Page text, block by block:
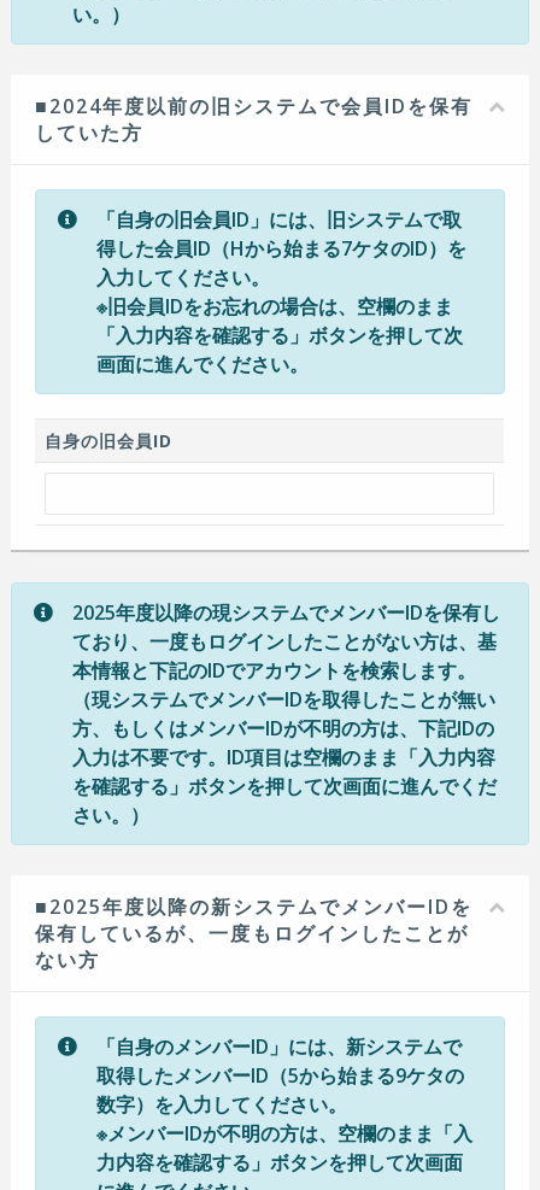
い。）
■2024年度以前の旧システムで会員IDを保有
していた方
「自身の旧会員ID」には、旧システムで取
得した会員ID（Hから始まる7ケタのID）を
入力してください。
※旧会員IDをお忘れの場合は、空欄のまま
「入力内容を確認する」ボタンを押して次
画面に進んでください。
自身の旧会員ID
2025年度以降の現システムでメンバーIDを保有し
ており、一度もログインしたことがない方は、基
本情報と下記のIDでアカウントを検索します。
（現システムでメンバーIDを取得したことが無い
方、もしくはメンバーIDが不明の方は、下記IDの
入力は不要です。ID項目は空欄のまま「入力内容
を確認する」ボタンを押して次画面に進んでくだ
さい。）
■2025年度以降の新システムでメンバーIDを
保有しているが、一度もログインしたことが
ない方
「自身のメンバーID」には、新システムで
取得したメンバーID（5から始まる9ケタの
数字）を入力してください。
※メンバーIDが不明の方は、空欄のまま「入
力内容を確認する」ボタンを押して次画面